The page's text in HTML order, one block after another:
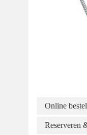
Online
Reserveren